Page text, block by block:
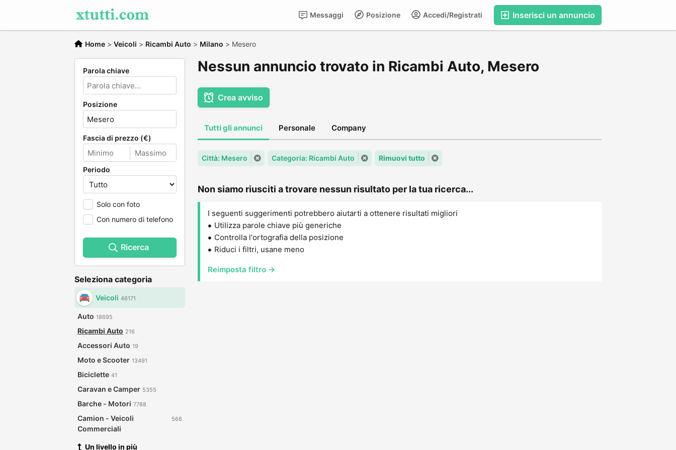
Inserisci un annuncio
Accedi/Registrati
Posizione
Messaggi
Home > Veicoli > Ricambi Auto > Milano > Mesero
Parola chiave
Posizione
Fascia di prezzo (€)
Periodo
Solo con foto
Con numero di telefono
Ricerca
Seleziona categoria
Veicoli 46171
Auto 18695
Ricambi Auto 216
Accessori Auto 19
Moto e Scooter 13491
Biciclette 41
Caravan e Camper 5355
Barche - Motori 7788
Camion - Veicoli
Commerciali
568
Un livello in più
Nessun annuncio trovato in Ricambi Auto, Mesero
Crea avviso
Tutti gli annunci Personale Company
Città: Mesero Categoria: Ricambi Auto Rimuovi tutto
Non siamo riusciti a trovare nessun risultato per la tua ricerca...
I seguenti suggerimenti potrebbero aiutarti a ottenere risultati migliori
Utilizza parole chiave più generiche
Controlla l'ortografia della posizione
Riduci i filtri, usane meno
Reimposta filtro →